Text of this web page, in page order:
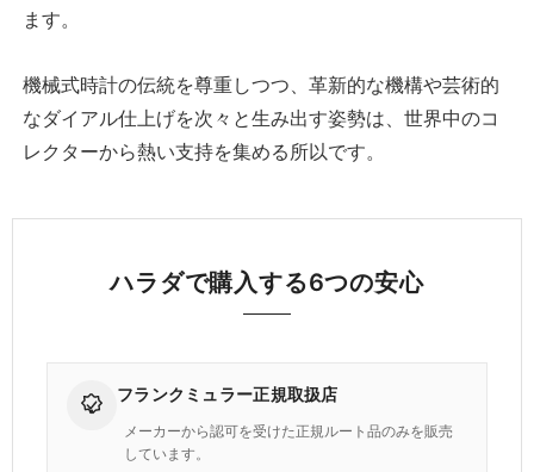
ます。
機械式時計の伝統を尊重しつつ、革新的な機構や芸術的
なダイアル仕上げを次々と生み出す姿勢は、世界中のコ
レクターから熱い支持を集める所以です。
ハラダで購入する6つの安心
フランクミュラー正規取扱店
メーカーから認可を受けた正規ルート品のみを販売
しています。